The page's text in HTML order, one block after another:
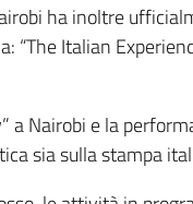
ha inoltre
Italian
a Nairobi e la
sia sulla stampa